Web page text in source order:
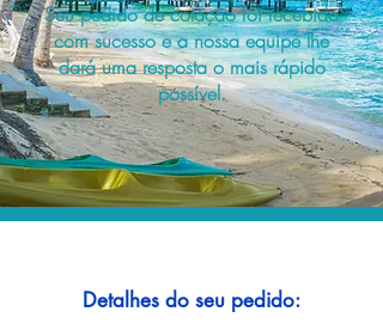
Seu pedido de cotação foi recebido
com sucesso e a nossa equipe lhe
dará uma resposta o mais rápido
possível.
Detalhes do seu pedido: